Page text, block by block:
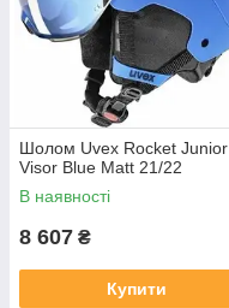
Шолом Uvex Rocket Junior
Visor Blue Matt 21/22
В наявності
8 607 ₴
Купити